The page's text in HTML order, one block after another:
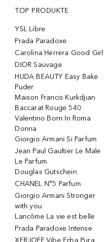
TOP PRODUKTE
YSL Libre
Prada Paradoxe
Carolina Herrera Good Girl
DIOR Sauvage
HUDA BEAUTY Easy Bake
Puder
Maison Francis Kurkdjian
Baccarat Rouge 540
Valentino Born In Roma
Donna
Giorgio Armani Si Parfum
Jean Paul Gaultier Le Male
Le Parfum
Douglas Gutschein
CHANEL N°5 Parfum
Giorgio Armani Stronger
with you
Lancôme La vie est belle
Prada Paradoxe Intense
XERJOFF Vibe Erba Pura